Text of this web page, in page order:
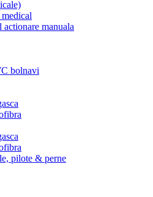
actionare manuala
bolnavi
pilote & perne